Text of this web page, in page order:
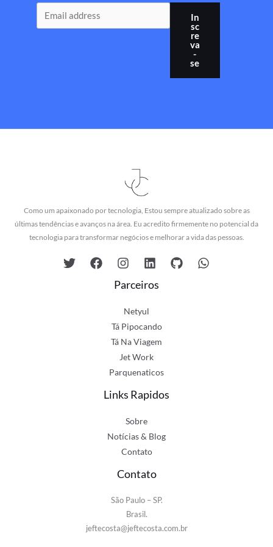
In
sc
re
va
-
se
Como um apaixonado por tecnologia, Estou sempre atualizado sobre as
últimas tendências e avanços na área. Eu acredito firmemente no potencial da
tecnologia para transformar negócios e melhorar a vida das pessoas.
Parceiros
Netyul
Tá Pipocando
Tá Na Viagem
Jet Work
Parquenaticos
Links Rapidos
Sobre
Notícias & Blog
Contato
Contato
São Paulo – SP.
Brasil.
jeftecosta@jeftecosta.com.br